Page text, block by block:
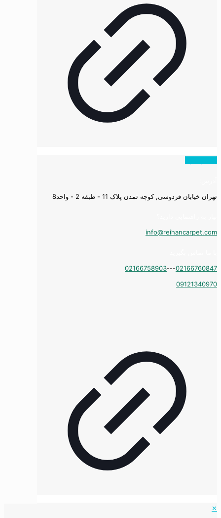
تهران خیابان فردوسی, کوچه تمدن پلاک 11 - طبقه 2 - واحد8
info@reihancarpet.com
02166760847
---
02166758903
09121340970
✕